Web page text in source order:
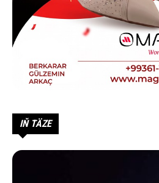
IŇ TÄZE